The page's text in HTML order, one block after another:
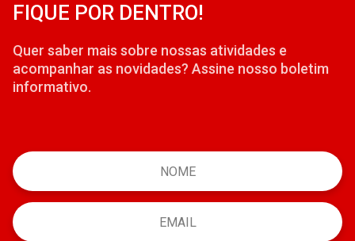
FIQUE POR DENTRO!
Quer saber mais sobre nossas atividades e
acompanhar as novidades? Assine nosso boletim
informativo.